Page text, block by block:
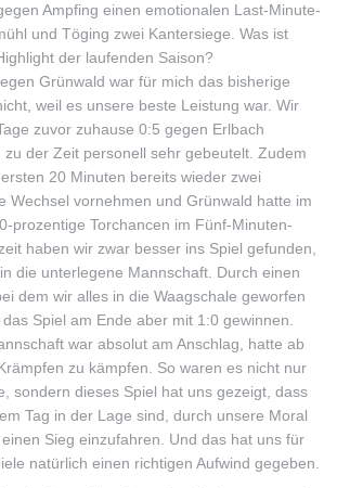
Ampfing einen emotionalen Last-Minute-
und Töging zwei Kantersiege. Was ist
der laufenden Saison?
Grünwald war für mich das bisherige
weil es unsere beste Leistung war. Wir
zuvor zuhause 0:5 gegen Erlbach
der Zeit personell sehr gebeutelt. Zudem
20 Minuten bereits wieder zwei
Wechsel vornehmen und Grünwald hatte im
prozentige Torchancen im Fünf-Minuten-
haben wir zwar besser ins Spiel gefunden,
die unterlegene Mannschaft. Durch einen
dem wir alles in die Waagschale geworfen
Spiel am Ende aber mit 1:0 gewinnen.
war absolut am Anschlag, hatte ab
zu kämpfen. So waren es nicht nur
sondern dieses Spiel hat uns gezeigt, dass
Tag in der Lage sind, durch unsere Moral
Sieg einzufahren. Und das hat uns für
natürlich einen richtigen Aufwind gegeben.